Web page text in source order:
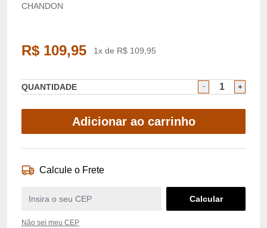
CHANDON
R$ 109,95 1x de R$ 109,95
QUANTIDADE
Adicionar ao carrinho
Calcule o Frete
Não sei meu CEP